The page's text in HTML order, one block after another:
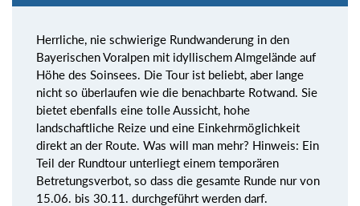
Herrliche, nie schwierige Rundwanderung in den
Bayerischen Voralpen mit idyllischem Almgelände auf
Höhe des Soinsees. Die Tour ist beliebt, aber lange
nicht so überlaufen wie die benachbarte Rotwand. Sie
bietet ebenfalls eine tolle Aussicht, hohe
landschaftliche Reize und eine Einkehrmöglichkeit
direkt an der Route. Was will man mehr? Hinweis: Ein
Teil der Rundtour unterliegt einem temporären
Betretungsverbot, so dass die gesamte Runde nur von
15.06. bis 30.11. durchgeführt werden darf.